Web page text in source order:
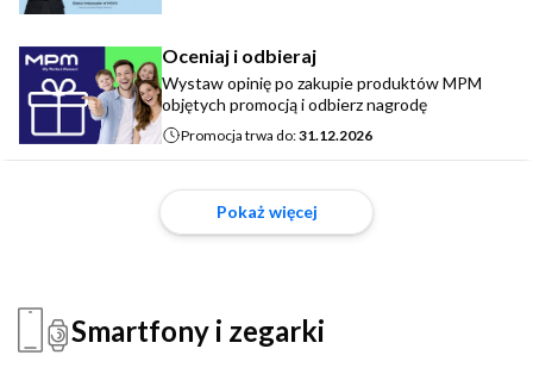
Oceniaj i odbieraj
Wystaw opinię po zakupie produktów MPM
objętych promocją i odbierz nagrodę
Promocja trwa do:31.12.2026
Pokaż więcej
Smartfony i zegarki